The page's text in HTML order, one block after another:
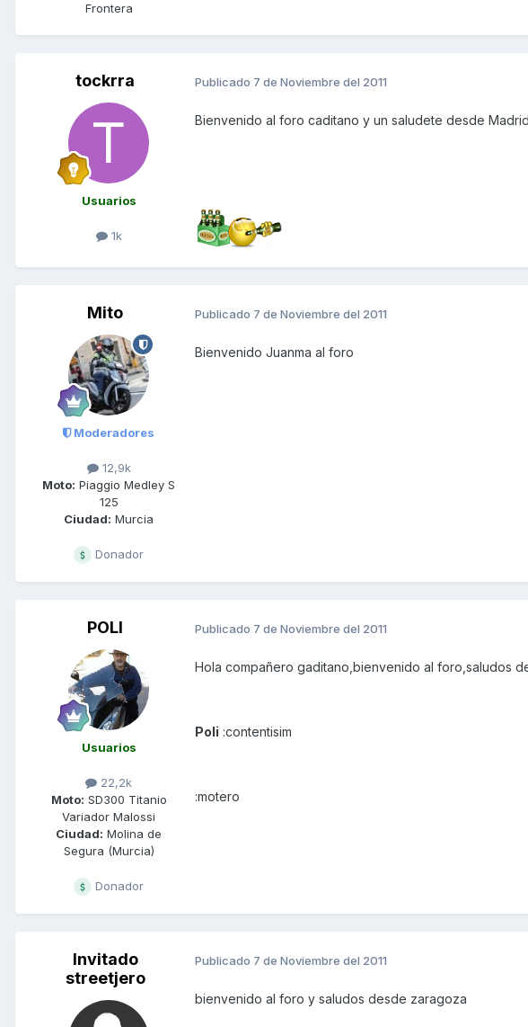
Frontera
tockrra
Usuarios
1k
Publicado 7 de Noviembre del 2011
Bienvenido al foro caditano y un saludete desde
Mito
Moderadores
12,9k
Moto: Piaggio Medley S
125
Ciudad: Murcia
Donador
Publicado 7 de Noviembre del 2011
Bienvenido Juanma al foro
POLI
Usuarios
22,2k
Moto: SD300 Titanio
Variador Malossi
Ciudad: Molina de
Segura (Murcia)
Donador
Publicado 7 de Noviembre del 2011
Hola compañero gaditano,bienvenido al foro,saludos
Poli :contentisim
:motero
Invitado
streetjero
Publicado 7 de Noviembre del 2011
bienvenido al foro y saludos desde zaragoza